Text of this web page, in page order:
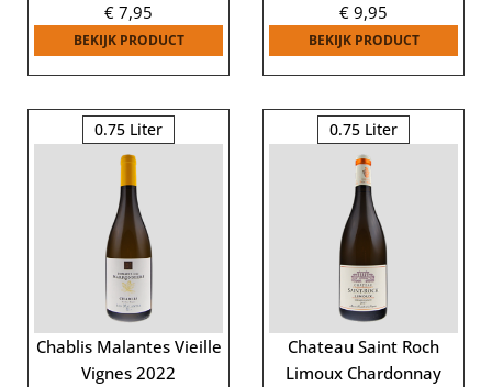
€ 7,95
BEKIJK PRODUCT
€ 9,95
BEKIJK PRODUCT
0.75 Liter
Chablis Malantes Vieille
Vignes 2022
0.75 Liter
Chateau Saint Roch
Limoux Chardonnay